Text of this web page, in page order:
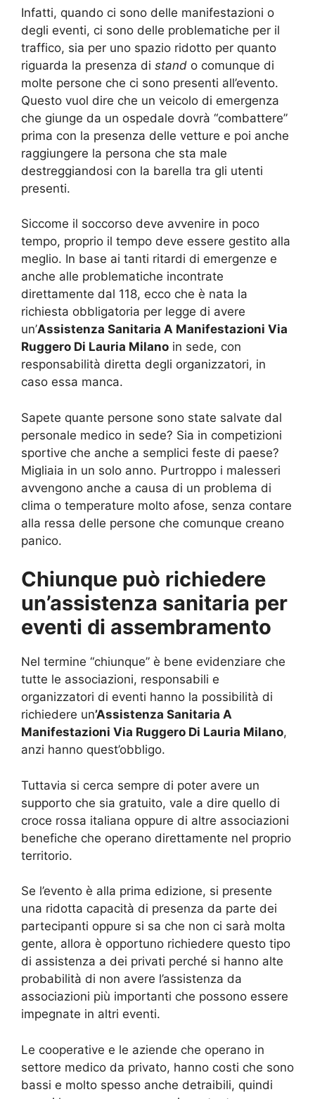
Infatti, quando ci sono delle manifestazioni o
degli eventi, ci sono delle problematiche per il
traffico, sia per uno spazio ridotto per quanto
riguarda la presenza di stand o comunque di
molte persone che ci sono presenti all’evento.
Questo vuol dire che un veicolo di emergenza
che giunge da un ospedale dovrà “combattere”
prima con la presenza delle vetture e poi anche
raggiungere la persona che sta male
destreggiandosi con la barella tra gli utenti
presenti.
Siccome il soccorso deve avvenire in poco
tempo, proprio il tempo deve essere gestito alla
meglio. In base ai tanti ritardi di emergenze e
anche alle problematiche incontrate
direttamente dal 118, ecco che è nata la
richiesta obbligatoria per legge di avere
un’Assistenza Sanitaria A Manifestazioni Via
Ruggero Di Lauria Milano in sede, con
responsabilità diretta degli organizzatori, in
caso essa manca.
Sapete quante persone sono state salvate dal
personale medico in sede? Sia in competizioni
sportive che anche a semplici feste di paese?
Migliaia in un solo anno. Purtroppo i malesseri
avvengono anche a causa di un problema di
clima o temperature molto afose, senza contare
alla ressa delle persone che comunque creano
panico.
Chiunque può richiedere
un’assistenza sanitaria per
eventi di assembramento
Nel termine “chiunque” è bene evidenziare che
tutte le associazioni, responsabili e
organizzatori di eventi hanno la possibilità di
richiedere un’Assistenza Sanitaria A
Manifestazioni Via Ruggero Di Lauria Milano,
anzi hanno quest’obbligo.
Tuttavia si cerca sempre di poter avere un
supporto che sia gratuito, vale a dire quello di
croce rossa italiana oppure di altre associazioni
benefiche che operano direttamente nel proprio
territorio.
Se l’evento è alla prima edizione, si presente
una ridotta capacità di presenza da parte dei
partecipanti oppure si sa che non ci sarà molta
gente, allora è opportuno richiedere questo tipo
di assistenza a dei privati perché si hanno alte
probabilità di non avere l’assistenza da
associazioni più importanti che possono essere
impegnate in altri eventi.
Le cooperative e le aziende che operano in
settore medico da privato, hanno costi che sono
bassi e molto spesso anche detraibili, quindi